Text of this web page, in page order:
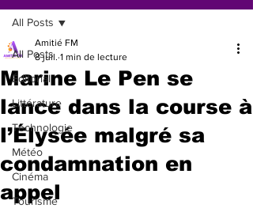
All Posts
Éditorial
Littérature
Technologie
Météo
Cinéma
Tourisme
All Posts
Marine Le Pen se
lance dans la course à
l’Élysée malgré sa
condamnation en
appel
Amitié FM
8 juil. 1 min de lecture